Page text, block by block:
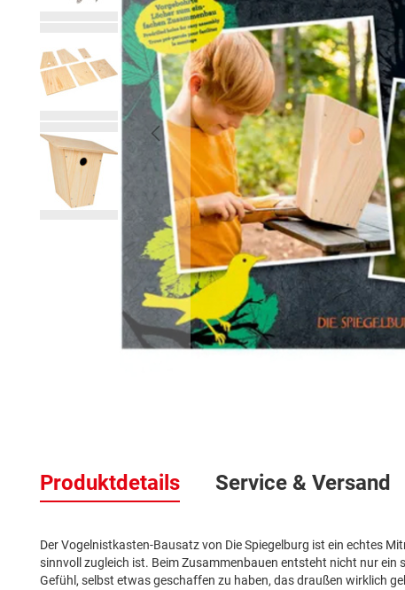
der
Bildergalerie
Produktdetails
Der Vogelnistkasten-Bausatz von Die Spiegelburg ist ein echtes
sinnvoll zugleich ist. Beim Zusammenbauen entsteht nicht nur
Gefühl, selbst etwas geschaffen zu haben, das draußen wirklich
Service & Versand